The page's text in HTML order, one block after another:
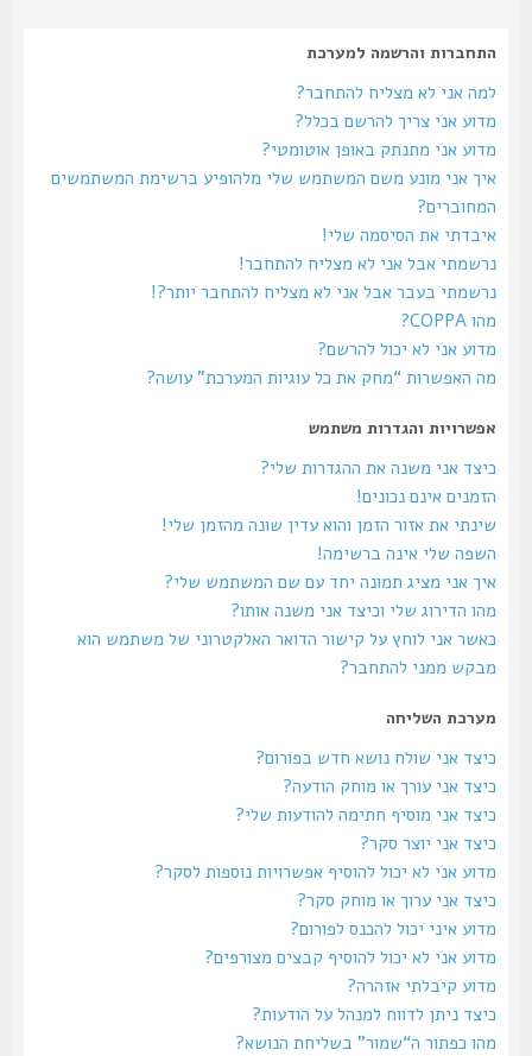
התחברות והרשמה למערכת
למה אני לא מצליח להתחבר?
מדוע אני צריך להרשם בכלל?
מדוע אני מתנתק באופן אוטומטי?
איך אני מונע משם המשתמש שלי מלהופיע ברשימת המשתמשים
המחוברים?
איבדתי את הסיסמה שלי!
נרשמתי אבל אני לא מצליח להתחבר!
נרשמתי בעבר אבל אני לא מצליח להתחבר יותר?!
מדוע אני לא יכול להרשם?
מה האפשרות “מחק את כל עוגיות המערכת” עושה?
אפשרויות והגדרות משתמש
כיצד אני משנה את ההגדרות שלי?
הזמנים אינם נכונים!
שינתי את אזור הזמן והוא עדין שונה מהזמן שלי!
השפה שלי אינה ברשימה!
איך אני מציג תמונה יחד עם שם המשתמש שלי?
מהו הדירוג שלי וכיצד אני משנה אותו?
כאשר אני לוחץ על קישור הדואר האלקטרוני של משתמש הוא
מבקש ממני להתחבר?
מערכת השליחה
כיצד אני שולח נושא חדש בפורום?
כיצד אני עורך או מוחק הודעה?
כיצד אני מוסיף חתימה להודעות שלי?
כיצד אני יוצר סקר?
מדוע אני לא יכול להוסיף אפשרויות נוספות לסקר?
כיצד אני ערוך או מוחק סקר?
מדוע איני יכול להכנס לפורום?
מדוע אני לא יכול להוסיף קבצים מצורפים?
מדוע קיבלתי אזהרה?
כיצד ניתן לדווח למנהל על הודעות?
מהו כפתור ה“שמור” בשליחת הנושא?